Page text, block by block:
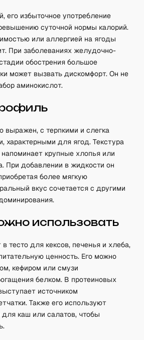
его избыточное употребление
суточной нормы калорий.
или аллергией на ягоды
При заболеваниях желудочно-
обострения большое
может вызвать дискомфорт. Он не
аминокислот.
выражен, с терпкими и слегка
характерными для ягод. Текстура
напоминает крупные хлопья или
При добавлении в жидкости он
более мягкую
вкус сочетается с другими
использовать
тесто для кексов, печенья и хлеба,
ценность. Его можно
кефиром или смузи
белком. В протеиновых
источником
Также его используют
для каш или салатов, чтобы